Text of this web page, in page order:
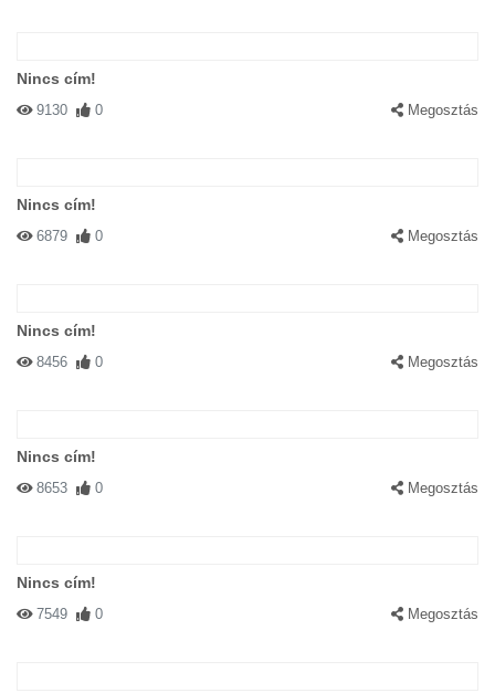
Nincs cím!
9130 0 Megosztás
Nincs cím!
6879 0 Megosztás
Nincs cím!
8456 0 Megosztás
Nincs cím!
8653 0 Megosztás
Nincs cím!
7549 0 Megosztás